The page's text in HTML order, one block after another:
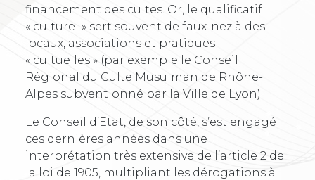
financement des cultes. Or, le qualificatif
« culturel » sert souvent de faux-nez à des
locaux, associations et pratiques
« cultuelles » (par exemple le Conseil
Régional du Culte Musulman de Rhône-
Alpes subventionné par la Ville de Lyon).
Le Conseil d’Etat, de son côté, s’est engagé
ces dernières années dans une
interprétation très extensive de l’article 2 de
la loi de 1905, multipliant les dérogations à